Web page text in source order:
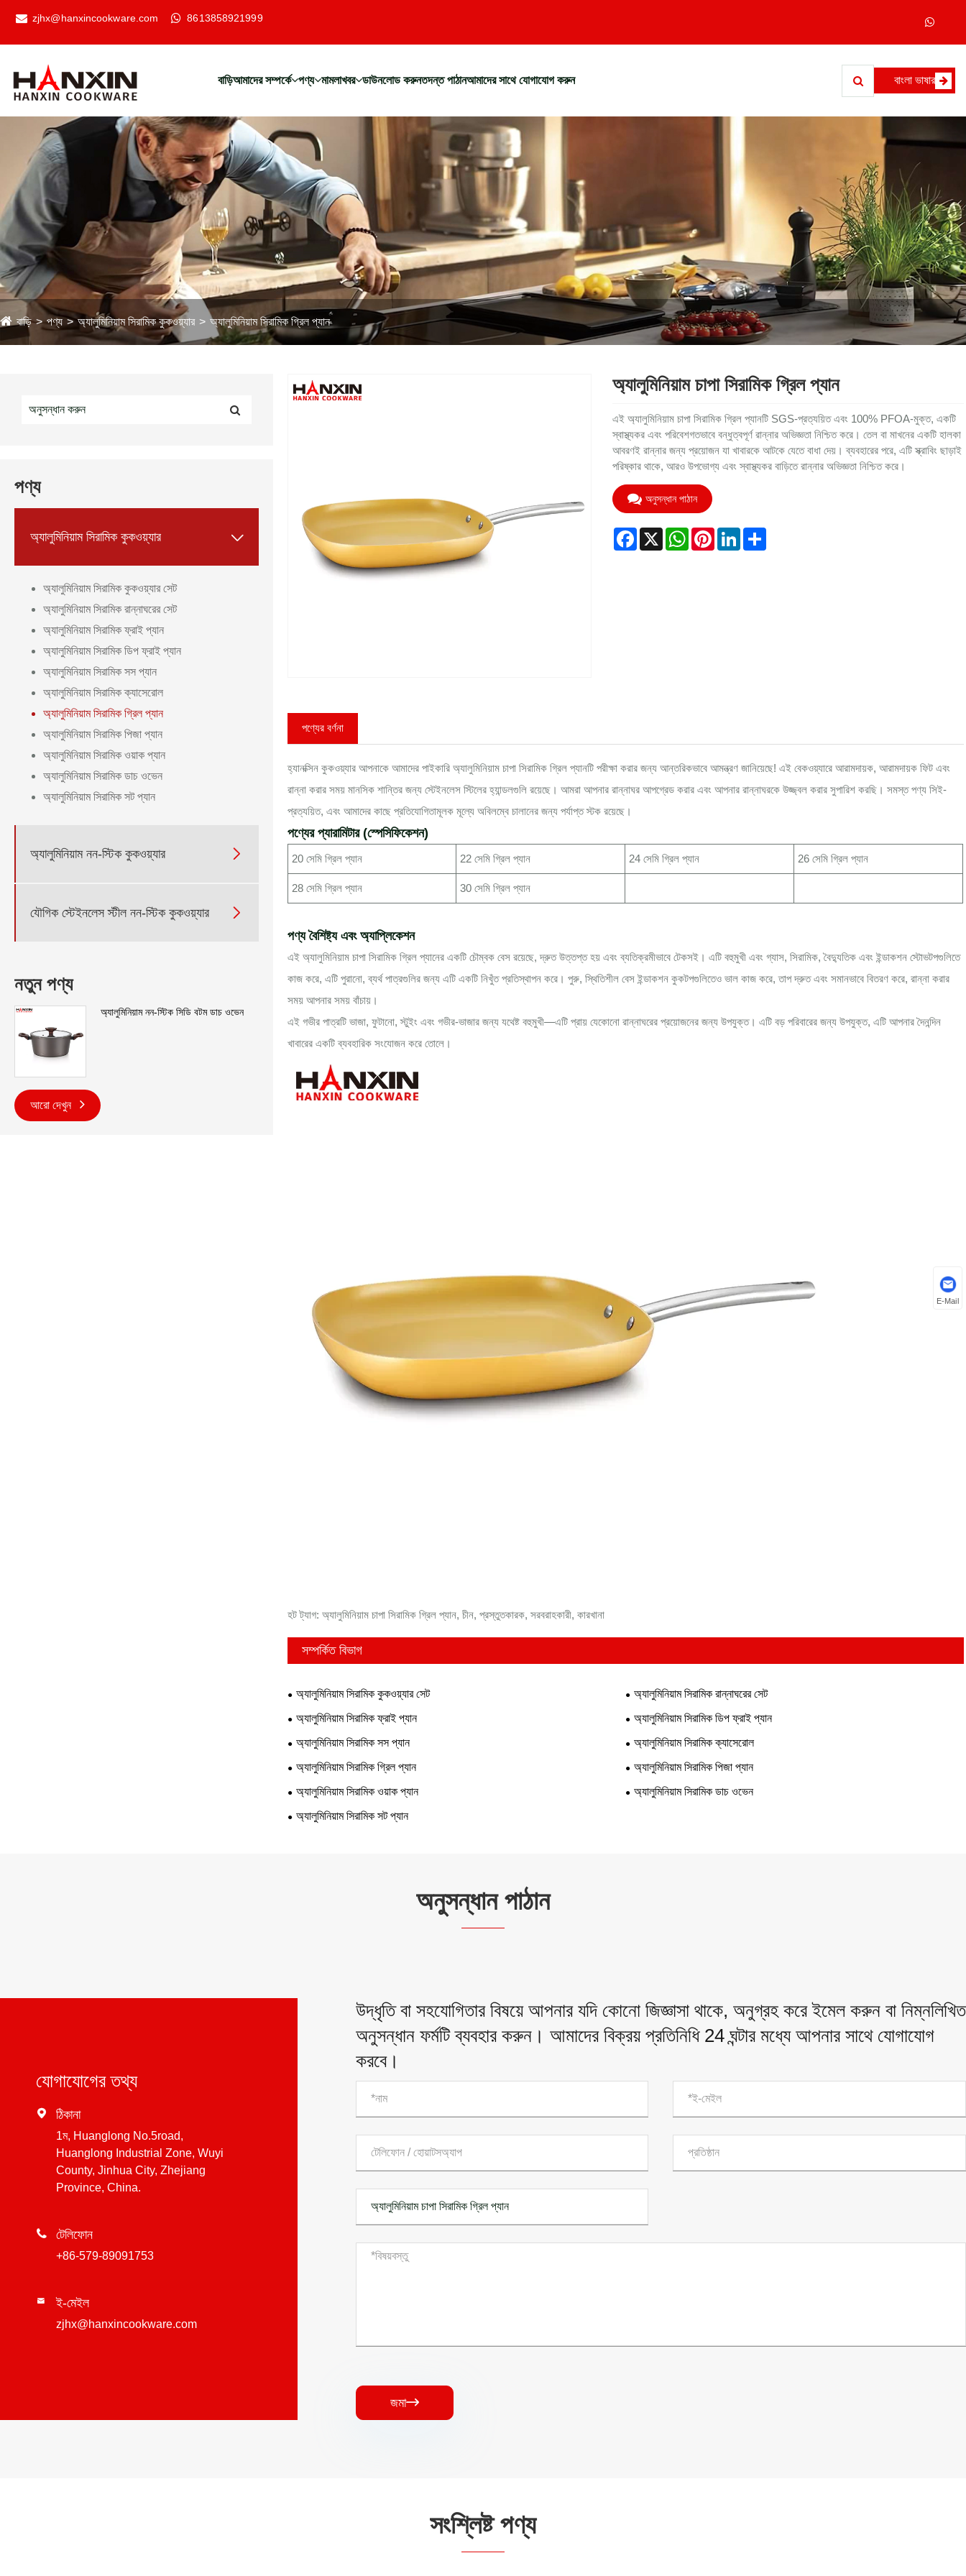
zjhx@hanxincookware.com 8613858921999
বাড়িআমাদের সম্পর্কে পণ্য মামলাখবর ডাউনলোড করুনতদন্ত পাঠানআমাদের সাথে যোগাযোগ করুন বাংলা ভাষার
বাড়ি পণ্য অ্যালুমিনিয়াম সিরামিক কুকওয়্যার অ্যালুমিনিয়াম সিরামিক গ্রিল প্যান
পণ্য
অ্যালুমিনিয়াম সিরামিক কুকওয়্যার 
অ্যালুমিনিয়াম সিরামিক কুকওয়্যার সেট
অ্যালুমিনিয়াম সিরামিক রান্নাঘরের সেট
অ্যালুমিনিয়াম সিরামিক ফ্রাই প্যান
অ্যালুমিনিয়াম সিরামিক ডিপ ফ্রাই প্যান
অ্যালুমিনিয়াম সিরামিক সস প্যান
অ্যালুমিনিয়াম সিরামিক ক্যাসেরোল
অ্যালুমিনিয়াম সিরামিক গ্রিল প্যান
অ্যালুমিনিয়াম সিরামিক পিজা প্যান
অ্যালুমিনিয়াম সিরামিক ওয়াক প্যান
অ্যালুমিনিয়াম সিরামিক ডাচ ওভেন
অ্যালুমিনিয়াম সিরামিক সট প্যান
অ্যালুমিনিয়াম নন-স্টিক কুকওয়্যার 
যৌগিক স্টেইনলেস স্টীল নন-স্টিক কুকওয়্যার 
নতুন পণ্য
অ্যালুমিনিয়াম নন-স্টিক সিডি বটম ডাচ ওভেন
আরো দেখুন
অ্যালুমিনিয়াম চাপা সিরামিক গ্রিল প্যান
এই অ্যালুমিনিয়াম চাপা সিরামিক গ্রিল প্যানটি SGS-প্রত্যয়িত এবং 100% PFOA-মুক্ত, একটি
স্বাস্থ্যকর এবং পরিবেশগতভাবে বন্ধুত্বপূর্ণ রান্নার অভিজ্ঞতা নিশ্চিত করে। তেল বা মাখনের একটি হালকা
আবরণই রান্নার জন্য প্রয়োজন যা খাবারকে আটকে যেতে বাধা দেয়। ব্যবহারের পরে, এটি স্ক্রাবিং ছাড়াই
পরিষ্কার থাকে, আরও উপভোগ্য এবং স্বাস্থ্যকর বাড়িতে রান্নার অভিজ্ঞতা নিশ্চিত করে।
অনুসন্ধান পাঠান
Facebook
X WhatsAppPinterestLinkedInShare
পণ্যের বর্ণনা
হ্যানক্সিন কুকওয়্যার আপনাকে আমাদের পাইকারি অ্যালুমিনিয়াম চাপা সিরামিক গ্রিল প্যানটি পরীক্ষা করার জন্য আন্তরিকভাবে আমন্ত্রণ জানিয়েছে! এই বেকওয়্যারে আরামদায়ক, আরামদায়ক ফিট এবং
রান্না করার সময় মানসিক শান্তির জন্য স্টেইনলেস স্টিলের হ্যান্ডলগুলি রয়েছে। আমরা আপনার রান্নাঘর আপগ্রেড করার এবং আপনার রান্নাঘরকে উজ্জ্বল করার সুপারিশ করছি। সমস্ত পণ্য সিই-
প্রত্যয়িত, এবং আমাদের কাছে প্রতিযোগিতামূলক মূল্যে অবিলম্বে চালানের জন্য পর্যাপ্ত স্টক রয়েছে।
পণ্যের প্যারামিটার (স্পেসিফিকেশন)
20 সেমি গ্রিল প্যান 22 সেমি গ্রিল প্যান 24 সেমি গ্রিল প্যান 26 সেমি গ্রিল প্যান
28 সেমি গ্রিল প্যান 30 সেমি গ্রিল প্যান
পণ্য বৈশিষ্ট্য এবং অ্যাপ্লিকেশন
এই অ্যালুমিনিয়াম চাপা সিরামিক গ্রিল প্যানের একটি চৌম্বক বেস রয়েছে, দ্রুত উত্তপ্ত হয় এবং ব্যতিক্রমীভাবে টেকসই। এটি বহুমুখী এবং গ্যাস, সিরামিক, বৈদ্যুতিক এবং ইন্ডাকশন স্টোভটপগুলিতে
কাজ করে, এটি পুরানো, ব্যর্থ পাত্রগুলির জন্য এটি একটি নিখুঁত প্রতিস্থাপন করে। পুরু, স্থিতিশীল বেস ইন্ডাকশন কুকটপগুলিতেও ভাল কাজ করে, তাপ দ্রুত এবং সমানভাবে বিতরণ করে, রান্না করার
সময় আপনার সময় বাঁচায়।
এই গভীর পাত্রটি ভাজা, ফুটানো, স্টুইং এবং গভীর-ভাজার জন্য যথেষ্ট বহুমুখী—এটি প্রায় যেকোনো রান্নাঘরের প্রয়োজনের জন্য উপযুক্ত। এটি বড় পরিবারের জন্য উপযুক্ত, এটি আপনার দৈনন্দিন
খাবারের একটি ব্যবহারিক সংযোজন করে তোলে।
হট ট্যাগ: অ্যালুমিনিয়াম চাপা সিরামিক গ্রিল প্যান, চীন, প্রস্তুতকারক, সরবরাহকারী, কারখানা
সম্পর্কিত বিভাগ
অ্যালুমিনিয়াম সিরামিক কুকওয়্যার সেট
অ্যালুমিনিয়াম সিরামিক রান্নাঘরের সেট
অ্যালুমিনিয়াম সিরামিক ফ্রাই প্যান
অ্যালুমিনিয়াম সিরামিক ডিপ ফ্রাই প্যান
অ্যালুমিনিয়াম সিরামিক সস প্যান
অ্যালুমিনিয়াম সিরামিক ক্যাসেরোল
অ্যালুমিনিয়াম সিরামিক গ্রিল প্যান
অ্যালুমিনিয়াম সিরামিক পিজা প্যান
অ্যালুমিনিয়াম সিরামিক ওয়াক প্যান
অ্যালুমিনিয়াম সিরামিক ডাচ ওভেন
অ্যালুমিনিয়াম সিরামিক সট প্যান
অনুসন্ধান পাঠান
যোগাযোগের তথ্য
 ঠিকানা
1ম, Huanglong No.5road,
Huanglong Industrial Zone, Wuyi
County, Jinhua City, Zhejiang
Province, China.
 টেলিফোন
+86-579-89091753
 ই-মেইল
zjhx@hanxincookware.com
উদ্ধৃতি বা সহযোগিতার বিষয়ে আপনার যদি কোনো জিজ্ঞাসা থাকে, অনুগ্রহ করে ইমেল করুন বা নিম্নলিখিত
অনুসন্ধান ফর্মটি ব্যবহার করুন। আমাদের বিক্রয় প্রতিনিধি 24 ঘন্টার মধ্যে আপনার সাথে যোগাযোগ
করবে।
জমা
সংশ্লিষ্ট পণ্য
E-Mail